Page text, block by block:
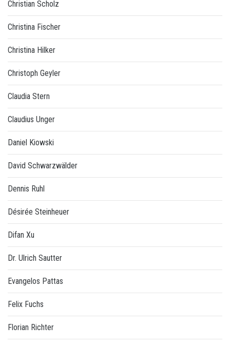
Christian Scholz
Christina Fischer
Christina Hilker
Christoph Geyler
Claudia Stern
Claudius Unger
Daniel Kiowski
David Schwarzwälder
Dennis Ruhl
Désirée Steinheuer
Difan Xu
Dr. Ulrich Sautter
Evangelos Pattas
Felix Fuchs
Florian Richter